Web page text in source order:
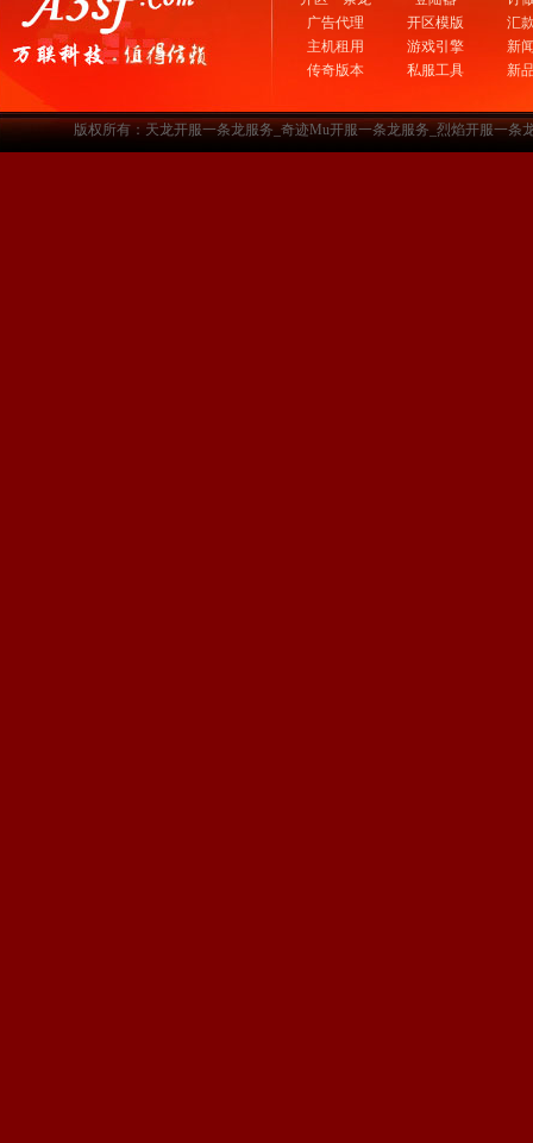
广告代理
主机租用
传奇版本
开区模版
游戏引擎
私服工具
汇
新
新
版权所有：天龙开服一条龙服务_奇迹Mu开服一条龙服务_烈焰开服一条